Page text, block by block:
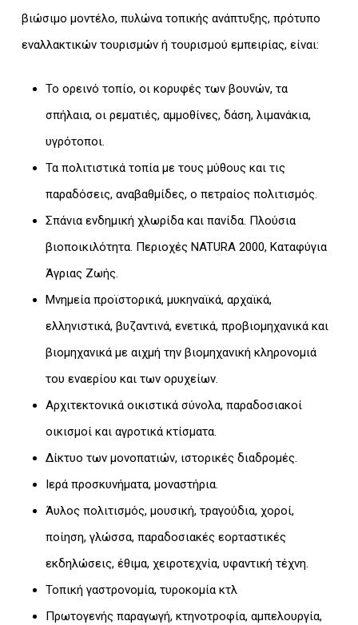
βιώσιμο μοντέλο, πυλώνα τοπικής ανάπτυξης, πρότυπο
εναλλακτικών τουρισμών ή τουρισμού εμπειρίας, είναι:
Το ορεινό τοπίο, οι κορυφές των βουνών, τα
σπήλαια, οι ρεματιές, αμμοθίνες, δάση, λιμανάκια,
υγρότοποι.
Τα πολιτιστικά τοπία με τους μύθους και τις
παραδόσεις, αναβαθμίδες, ο πετραίος πολιτισμός.
Σπάνια ενδημική χλωρίδα και πανίδα. Πλούσια
βιοποικιλότητα. Περιοχές NATURA 2000, Καταφύγια
Άγριας Ζωής.
Μνημεία προϊστορικά, μυκηναϊκά, αρχαϊκά,
ελληνιστικά, βυζαντινά, ενετικά, προβιομηχανικά και
βιομηχανικά με αιχμή την βιομηχανική κληρονομιά
του εναερίου και των ορυχείων.
Αρχιτεκτονικά οικιστικά σύνολα, παραδοσιακοί
οικισμοί και αγροτικά κτίσματα.
Δίκτυο των μονοπατιών, ιστορικές διαδρομές.
Ιερά προσκυνήματα, μοναστήρια.
Άυλος πολιτισμός, μουσική, τραγούδια, χοροί,
ποίηση, γλώσσα, παραδοσιακές εορταστικές
εκδηλώσεις, έθιμα, χειροτεχνία, υφαντική τέχνη.
Τοπική γαστρονομία, τυροκομία κτλ
Πρωτογενής παραγωγή, κτηνοτροφία, αμπελουργία,